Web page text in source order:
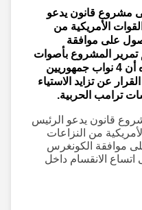
قانون يدعو
الأمريكية من
على موافقة
المشروع بأصوات
208 مقابل 215، بينما لفت الانتباه أن 4 نواب جمهوريين
عن تزايد الاستياء
الحربية.
قانون يدعو الرئيس
من النزاعات
موافقة الكونغرس
الانقسام داخل